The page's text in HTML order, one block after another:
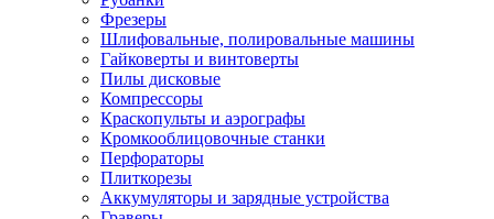
Фрезеры
Шлифовальные, полировальные машины
Гайковерты и винтоверты
Пилы дисковые
Компрессоры
Краскопульты и аэрографы
Кромкооблицовочные станки
Перфораторы
Плиткорезы
Аккумуляторы и зарядные устройства